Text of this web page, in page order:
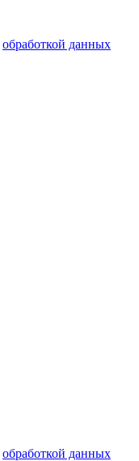
обработкой данных
обработкой данных